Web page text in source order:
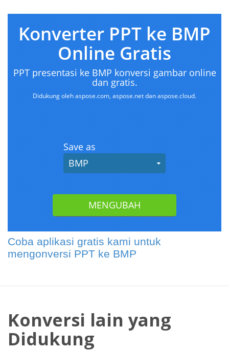
Coba aplikasi gratis kami untuk
mengonversi PPT ke BMP
Konversi lain yang
Didukung